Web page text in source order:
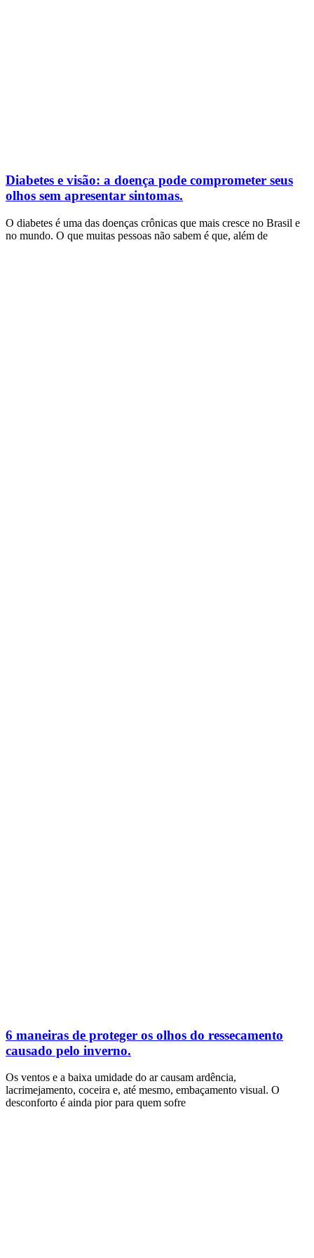
Diabetes e visão: a doença pode comprometer seus
olhos sem apresentar sintomas.
O diabetes é uma das doenças crônicas que mais cresce no Brasil e
no mundo. O que muitas pessoas não sabem é que, além de
6 maneiras de proteger os olhos do ressecamento
causado pelo inverno.
Os ventos e a baixa umidade do ar causam ardência,
lacrimejamento, coceira e, até mesmo, embaçamento visual. O
desconforto é ainda pior para quem sofre